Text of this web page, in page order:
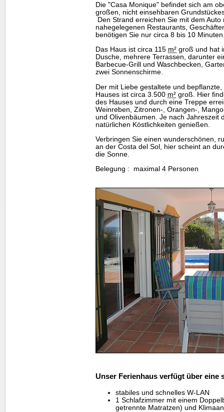
Die "Casa Monique" befindet sich am
großen, nicht einsehbaren
Den Strand erreichen Sie mit dem
nahegelegenen Restaurants,
benötigen Sie nur circa 8 bis 10
Das Haus ist circa 115 m² groß und hat
Dusche, mehrere Terrassen, darunter
Barbecue-Grill und Waschbecken,
zwei Sonnenschirme.
Der mit Liebe gestaltete und
Hauses ist circa 3.500 m² groß. Hier
des Hauses und durch eine Treppe
Weinreben, Zitronen-, Orangen-,
und Olivenbäumen. Je nach Jahreszeit
natürlichen Köstlichkeiten genießen.
Verbringen Sie einen wunderschönen,
an der Costa del Sol, hier scheint an
die Sonne.
Belegung : maximal 4 Personen
Unser Ferienhaus verfügt über eine
stabiles und schnelles W-LAN
1 Schlafzimmer mit einem
getrennte Matratzen) und